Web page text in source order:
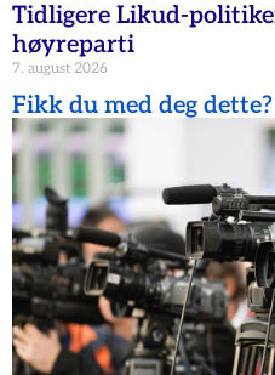
Tidligere Likud-
høyreparti
7. august 2026
Fikk du med deg dette?